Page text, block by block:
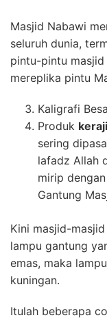
Masjid Nabawi
seluruh dunia,
pintu-pintu
mereplika pintu
Kaligrafi
Produk
sering
lafadz Allah
mirip
Gantung
Kini masjid-
lampu gantung
emas, maka
kuningan.
Itulah beberapa